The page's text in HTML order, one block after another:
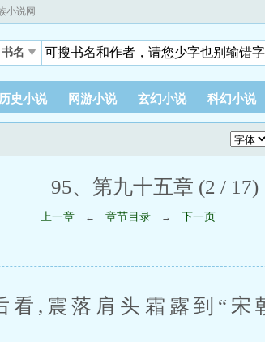
小说网
书名
历史小说 网游小说 玄幻小说 科幻小说
95、第九十五章 (2 / 17)
上一章 ← 章节目录 → 下一页
落肩头霜露到“宋朝